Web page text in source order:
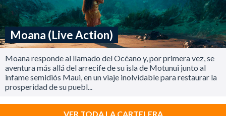
Moana (Live Action)
Moana responde al llamado del Océano y, por primera vez, se
aventura más allá del arrecife de su isla de Motunui junto al
infame semidiós Maui, en un viaje inolvidable para restaurar la
prosperidad de su puebl...
VER TODA LA CARTELERA